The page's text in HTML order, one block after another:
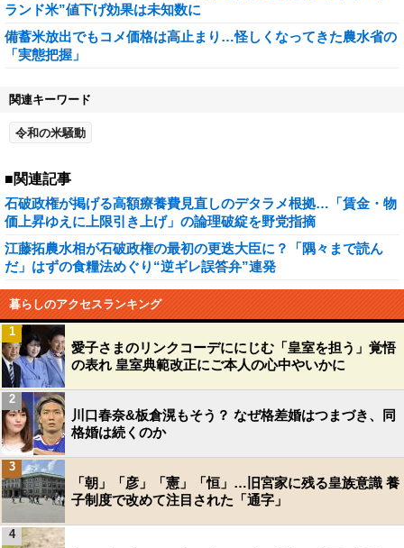
ランド米”値下げ効果は未知数に
備蓄米放出でもコメ価格は高止まり…怪しくなってきた農水省の
「実態把握」
関連キーワード
令和の米騒動
■関連記事
石破政権が掲げる高額療養費見直しのデタラメ根拠…「賃金・物
価上昇ゆえに上限引き上げ」の論理破綻を野党指摘
江藤拓農水相が石破政権の最初の更迭大臣に？「隅々まで読ん
だ」はずの食糧法めぐり“逆ギレ誤答弁”連発
暮らしのアクセスランキング
愛子さまのリンクコーデににじむ「皇室を担う」覚悟
の表れ 皇室典範改正にご本人の心中やいかに
1
川口春奈&板倉滉もそう？ なぜ格差婚はつまづき、同
格婚は続くのか
2
「朝」「彦」「憲」「恒」…旧宮家に残る皇族意識 養
子制度で改めて注目された「通字」
3
4